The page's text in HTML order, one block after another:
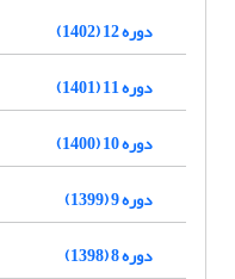
دوره 12 (1402)
دوره 11 (1401)
دوره 10 (1400)
دوره 9 (1399)
دوره 8 (1398)